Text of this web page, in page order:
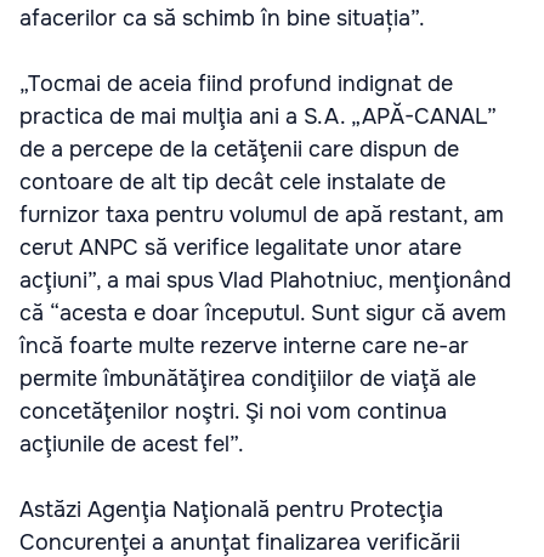
afacerilor ca să schimb în bine situația”.
„Tocmai de aceia fiind profund indignat de
practica de mai mulţia ani a S.A. „APĂ-CANAL”
de a percepe de la cetăţenii care dispun de
contoare de alt tip decât cele instalate de
furnizor taxa pentru volumul de apă restant, am
cerut ANPC să verifice legalitate unor atare
acţiuni”, a mai spus Vlad Plahotniuc, menţionând
că “acesta e doar începutul. Sunt sigur că avem
încă foarte multe rezerve interne care ne-ar
permite îmbunătăţirea condiţiilor de viaţă ale
concetăţenilor noştri. Şi noi vom continua
acţiunile de acest fel”.
Astăzi Agenţia Naţională pentru Protecţia
Concurenţei a anunţat finalizarea verificării